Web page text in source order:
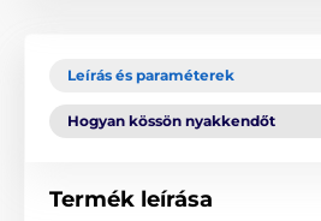
Leírás és paraméterek
Hogyan kössön nyakkendőt
Termék leírása